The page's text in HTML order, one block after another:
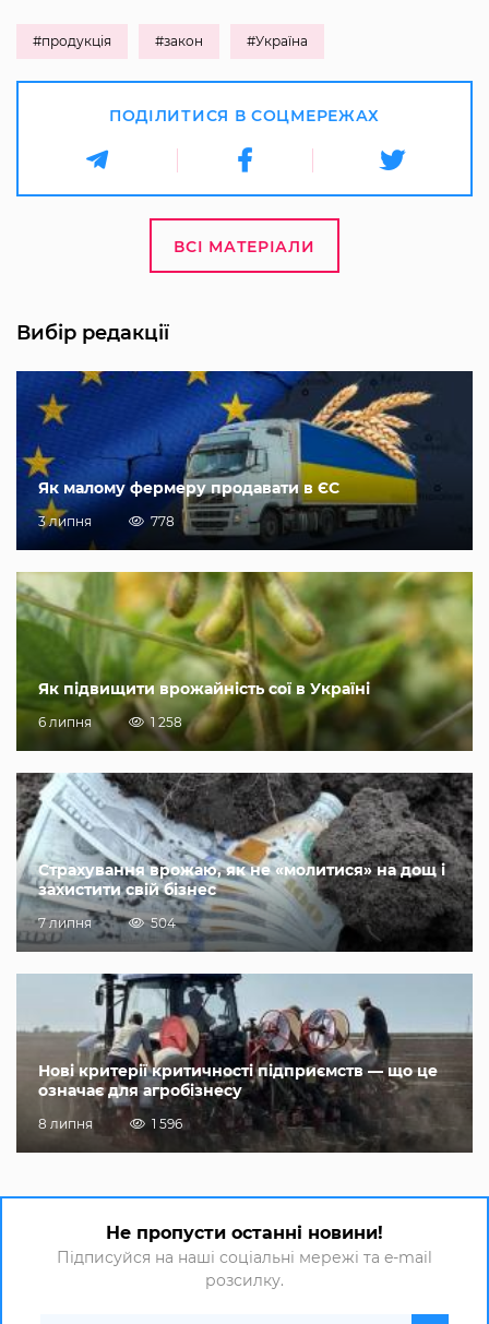
#продукція #закон #Україна
ПОДІЛИТИСЯ В СОЦМЕРЕЖАХ
ВСІ МАТЕРІАЛИ
Вибір редакції
Як малому фермеру продавати в ЄС
3 липня 778
Як підвищити врожайність сої в Україні
6 липня 1 258
Страхування врожаю, як не «молитися» на дощ і
захистити свій бізнес
7 липня 504
Нові критерії критичності підприємств — що це
означає для агробізнесу
8 липня 1 596
Не пропусти останні новини!
Підписуйся на наші соціальні мережі та e-mail
розсилку.